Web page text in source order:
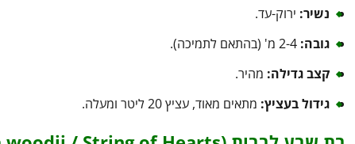
נשיר: ירוק-עד.
גובה:
קצב גדילה: מהיר.
גידול בעציץ: מתאים מאוד, עציץ 20 ליטר ומעלה.